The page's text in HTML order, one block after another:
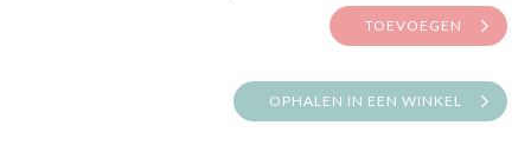
TOEVOEGEN
OPHALEN IN EEN WINKEL